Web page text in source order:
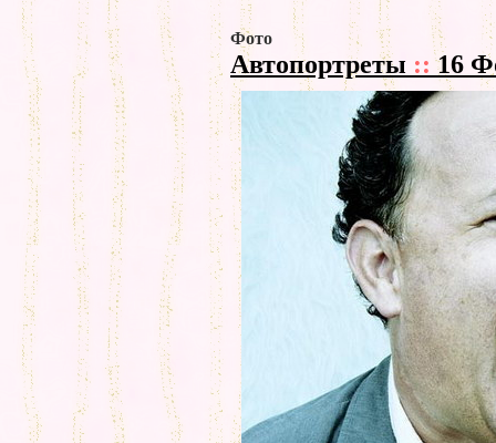
Фото
Автопортреты ::16